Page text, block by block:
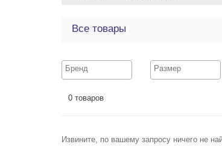
Все товары
0 товаров
Извините, по вашему запросу ничего не